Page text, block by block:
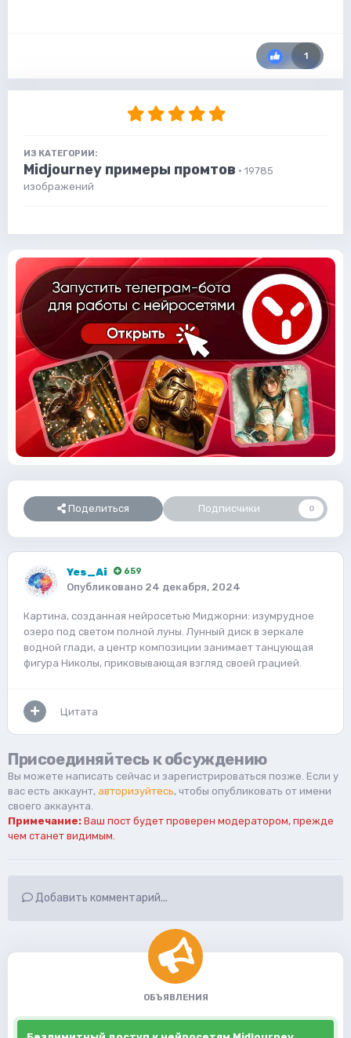
1
ИЗ КАТЕГОРИИ:
Midjourney примеры промтов · 19785
изображений
Поделиться Подписчики 0
Yes_Ai 659
Опубликовано 24 декабря, 2024
Картина, созданная нейросетью Миджорни: изумрудное
озеро под светом полной луны. Лунный диск в зеркале
водной глади, а центр композиции занимает танцующая
фигура Николы, приковывающая взгляд своей грацией.
Цитата
Присоединяйтесь к обсуждению
Вы можете написать сейчас и зарегистрироваться позже. Если у
вас есть аккаунт, авторизуйтесь, чтобы опубликовать от имени
своего аккаунта.
Примечание: Ваш пост будет проверен модератором, прежде
чем станет видимым.
Добавить комментарий...
ОБЪЯВЛЕНИЯ